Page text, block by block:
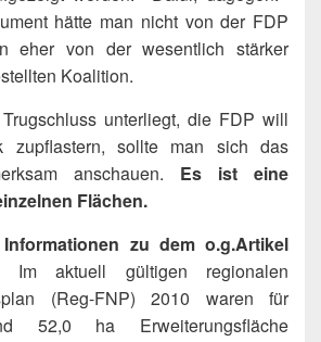
hätte man nicht von der FDP
eher von der wesentlich stärker
Koalition.
unterliegt, die FDP will
zupflastern, sollte man sich das
anschauen. Es ist eine
Flächen.
zu dem o.g.Artikel
Im aktuell gültigen regionalen
(Reg-FNP) 2010 waren für
52,0 ha Erweiterungsfläche